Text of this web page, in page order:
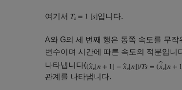
여기서 입니다.
A와 G의 세 번째 행은 동쪽 속도를 무
변수이며 시간에 따른 속도의 적분입니
나타냅니다(
관계를 나타냅니다.